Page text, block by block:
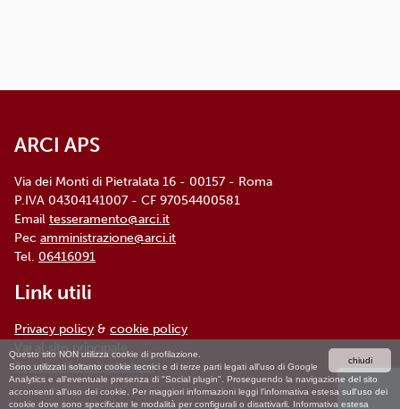
chiudi
Questo sito NON utilizza cookie di profilazione.
Sono utilizzati soltanto cookie tecnici e di terze parti legati all'uso di Google
Analytics e all'eventuale presenza di "Social plugin". Proseguendo la navigazione del sito
acconsenti all'uso dei cookie. Per maggiori informazioni leggi l'informativa estesa sull'uso dei
cookie dove sono specificate le modalità per configurali o disattivarli. Informativa estesa
ARCI APS
Via dei Monti di Pietralata 16 - 00157 - Roma
P.IVA 04304141007 - CF 97054400581
Email tesseramento@arci.it
Pec amministrazione@arci.it
Tel. 06416091
Link utili
Privacy policy & cookie policy
Vai al sito principale
Accesso Amministratore